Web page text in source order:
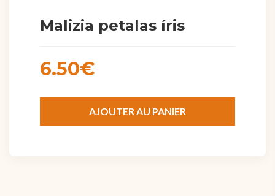
Malizia petalas íris
6.50€
AJOUTER AU PANIER